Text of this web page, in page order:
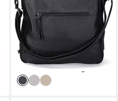
Umhängetasche,
Schultertasche, Damen-
Handtasche, mit praktischen
Fächern
(18)
44,96 €
lieferbar - in 1-2 Werktagen bei dir